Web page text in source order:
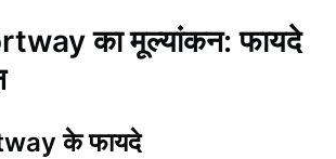
का मूल्यांकन: फायदे
के फायदे